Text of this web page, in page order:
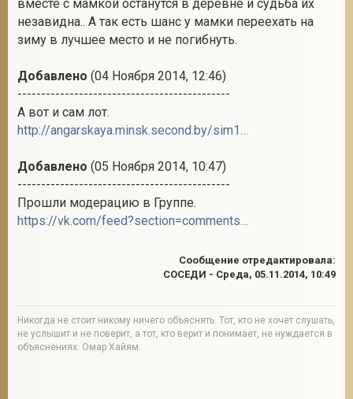
вместе с мамкой останутся в деревне и судьба их
незавидна.. А так есть шанс у мамки переехать на
зиму в лучшее место и не погибнуть.
Добавлено (04 Ноября 2014, 12:46)
---------------------------------------------
А вот и сам лот.
http://angarskaya.minsk.second.by/sim179....2447000
Добавлено (05 Ноября 2014, 10:47)
---------------------------------------------
Прошли модерацию в Группе.
https://vk.com/feed?section=comments&w=wall-58641250_486738
Сообщение отредактировала:
СОСЕДИ - Среда, 05.11.2014, 10:49
Никогда не стоит никому ничего объяснять. Тот, кто не хочет слушать,
не услышит и не поверит, а тот, кто верит и понимает, не нуждается в
объяснениях. Омар Хайям.